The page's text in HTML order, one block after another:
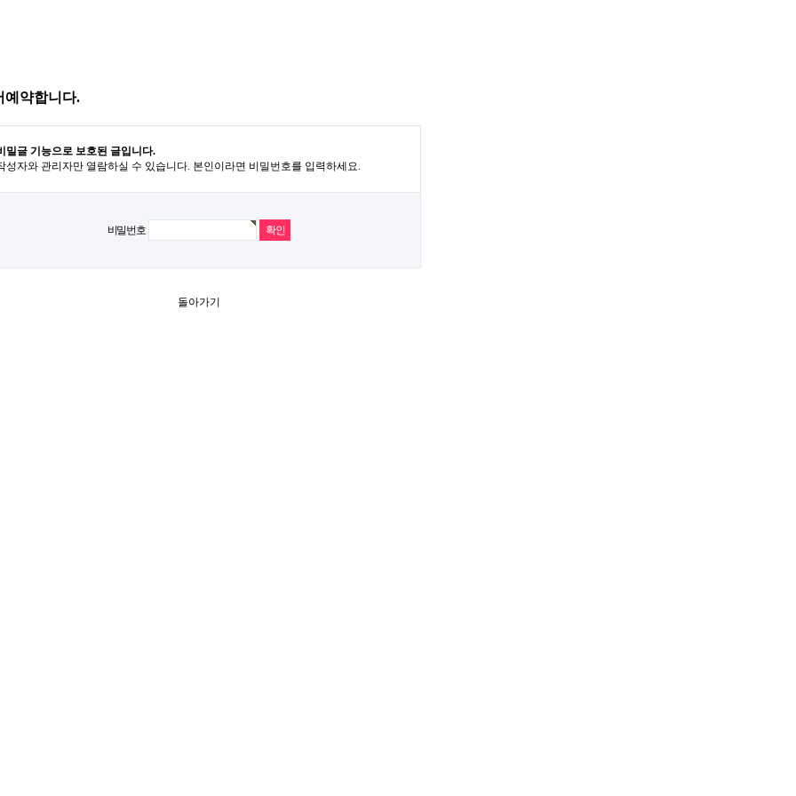
예약합니다.
밀글 기능으로 보호된 글입니다.
성자와 관리자만 열람하실 수 있습니다. 본인이라면 비밀번호를 입력하세요.
비밀번호
돌아가기